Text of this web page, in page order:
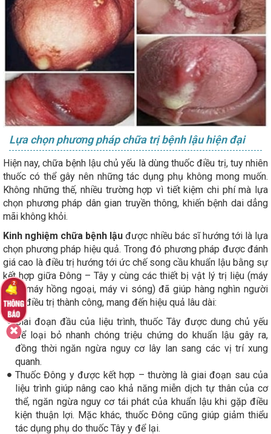
Lựa chọn phương pháp chữa trị bệnh lậu hiện đại
Hiện nay, chữa bệnh lậu chủ yếu là dùng thuốc điều trị, tuy nhiên
thuốc có thể gây nên những tác dụng phụ không mong muốn.
Không những thế, nhiều trường hợp vì tiết kiệm chi phí mà lựa
chọn phương pháp dân gian truyền thông, khiến bệnh dai dẳng
mãi không khỏi.
Kinh nghiệm chữa bệnh lậu được nhiều bác sĩ hướng tới là lựa
chọn phương pháp hiệu quả. Trong đó phương pháp được đánh
giá cao là điều trị hướng tới ức chế song cầu khuẩn lậu bằng sự
kết hợp giữa Đông – Tây y cùng các thiết bị vật lý trị liệu (máy
viba, máy hồng ngoại, máy vi sóng) đã giúp hàng nghìn người
bệnh điều trị thành công, mang đến hiệu quả lâu dài:
Giai đoạn đầu của liệu trình, thuốc Tây được dung chủ yếu
để loại bỏ nhanh chóng triệu chứng do khuẩn lậu gây ra,
đồng thời ngăn ngừa nguy cơ lây lan sang các vị trí xung
quanh.
Thuốc Đông y được kết hợp – thường là giai đoạn sau của
liệu trình giúp nâng cao khả năng miễn dịch tự thân của cơ
thể, ngăn ngừa nguy cơ tái phát của khuẩn lậu khi gặp điều
kiện thuận lợi. Mặc khác, thuốc Đông cũng giúp giảm thiểu
tác dụng phụ do thuốc Tây y để lại.